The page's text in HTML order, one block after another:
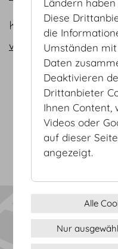
KONTAKT
vienna@hofburg.com
(c) 2026 Hofburg Vienna,
Ländern haben
Diese
die
Umständen
Daten
Deaktivieren
Drittanbieter
Ihnen Content,
Videos oder
auf dieser
angezeigt.
Alle
Nur